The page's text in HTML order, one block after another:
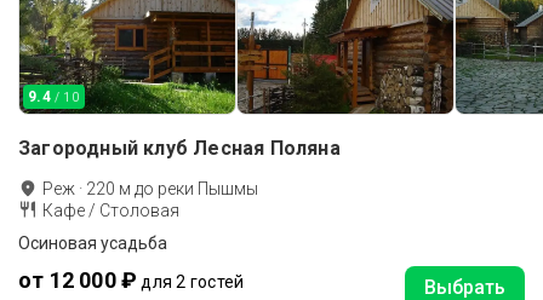
9.4 / 10
Загородный клуб Лесная Поляна
Реж · 220 м до реки Пышмы
Кафе / Столовая
Осиновая усадьба
от 12 000 ₽ для 2 гостей Выбрать